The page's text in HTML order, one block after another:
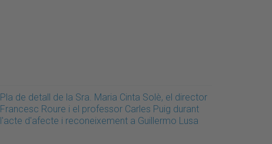
Pla de detall de la Sra. Maria Cinta Solè, el director
Francesc Roure i el professor Carles Puig durant
l'acte d'afecte i reconeixement a Guillermo Lusa